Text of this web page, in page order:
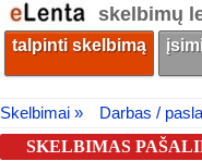
skelbimų
talpinti skelbimą
Skelbimai » Darbas /
SKELBIMAS